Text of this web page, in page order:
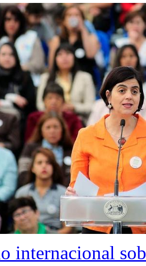
internacional